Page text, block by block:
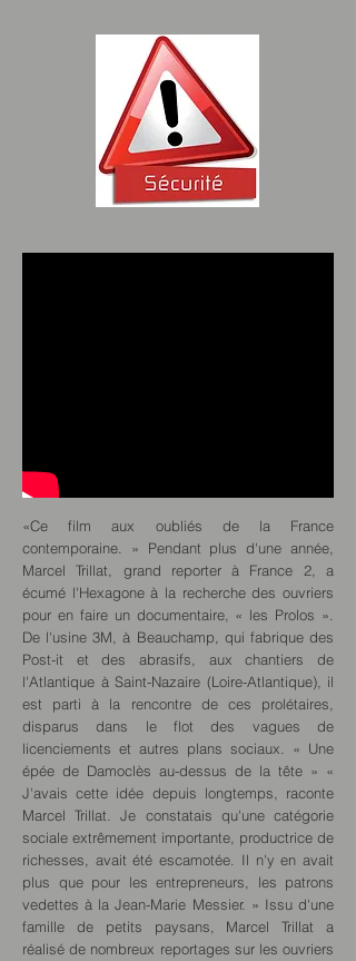
«Ce film aux oubliés de la France
contemporaine. » Pendant plus d'une année,
Marcel Trillat, grand reporter à France 2, a
écumé l'Hexagone à la recherche des ouvriers
pour en faire un documentaire, « les Prolos ».
De l'usine 3M, à Beauchamp, qui fabrique des
Post-it et des abrasifs, aux chantiers de
l'Atlantique à Saint-Nazaire (Loire-Atlantique), il
est parti à la rencontre de ces prolétaires,
disparus dans le flot des vagues de
licenciements et autres plans sociaux. « Une
épée de Damoclès au-dessus de la tête » «
J'avais cette idée depuis longtemps, raconte
Marcel Trillat. Je constatais qu'une catégorie
sociale extrêmement importante, productrice de
richesses, avait été escamotée. Il n'y en avait
plus que pour les entrepreneurs, les patrons
vedettes à la Jean-Marie Messier. » Issu d'une
famille de petits paysans, Marcel Trillat a
réalisé de nombreux reportages sur les ouvriers